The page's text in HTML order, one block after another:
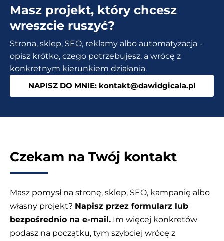
Zadbaj
SEO
[Link
Juice
Masz projekt, który chcesz
wreszcie ruszyć?
Strona, sklep, SEO, reklamy albo automatyzacja -
opisz krótko, czego potrzebujesz, a wrócę z
konkretnym kierunkiem działania.
NAPISZ DO MNIE: kontakt@dawidgicala.pl
Czekam na Twój kontakt
Masz pomysł na stronę, sklep, SEO, kampanię albo
własny projekt? Napisz przez formularz lub
bezpośrednio na e-mail. Im więcej konkretów
podasz na początku, tym szybciej wrócę z